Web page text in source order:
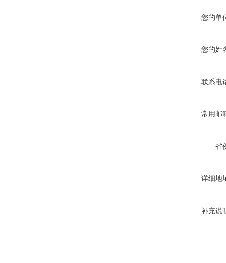
您的单
您的姓
联系电
常用邮
省
详细地
补充说